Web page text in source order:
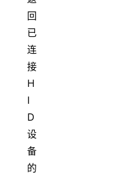
回
已
连
接
H
I
D
设
备
的